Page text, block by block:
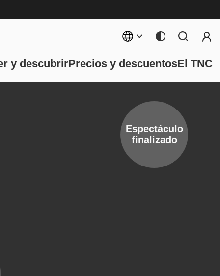
y descubrirPrecios y descuentosEl TNC
Espectáculo
finalizado